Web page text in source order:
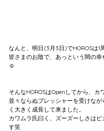
なんと、明日(3月3日)でHOROSは1
皆さまのお陰で、あっという間の幸
☺️
そんなHOROSはOpenしてから、カ
並々ならぬプレッシャーを受けな
く大きく成長して来ました。
カワムラ氏曰く、ズーズーしさは
す笑